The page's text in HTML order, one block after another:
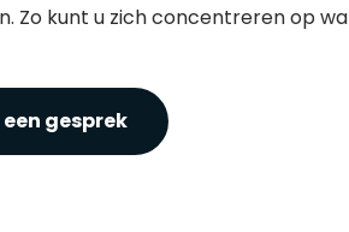
Zo kunt u zich concentreren op
een gesprek